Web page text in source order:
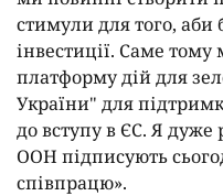
стимули для того, аби
інвестиції. Саме
платформу дій для
України" для
до вступу в ЄС. Я
ООН підписують
співпрацю».